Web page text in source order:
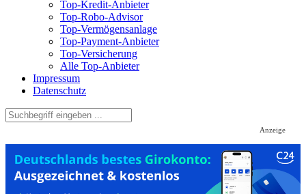
Top-Kredit-Anbieter
Top-Robo-Advisor
Top-Vermögensanlage
Top-Payment-Anbieter
Top-Versicherung
Alle Top-Anbieter
Impressum
Datenschutz
Anzeige